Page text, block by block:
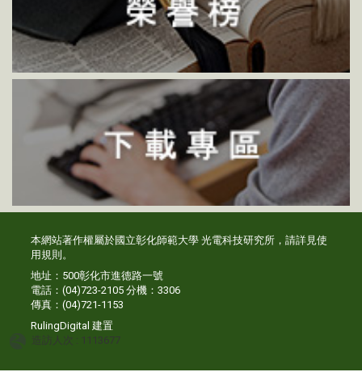
本網站著作權屬於國立彰化師範大學 光電科技研究所，請詳見使
用規則 。
地址：500彰化市進德路一號
電話：(04)723-2105 分機：3306
傳真：(04)721-1153
RulingDigital建置
造訪人次 : 1113677